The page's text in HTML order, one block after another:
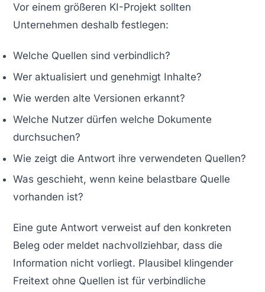
Vor einem größeren KI-Projekt sollten
Unternehmen deshalb festlegen:
Welche Quellen sind verbindlich?
Wer aktualisiert und genehmigt Inhalte?
Wie werden alte Versionen erkannt?
Welche Nutzer dürfen welche Dokumente
durchsuchen?
Wie zeigt die Antwort ihre verwendeten Quellen?
Was geschieht, wenn keine belastbare Quelle
vorhanden ist?
Eine gute Antwort verweist auf den konkreten
Beleg oder meldet nachvollziehbar, dass die
Information nicht vorliegt. Plausibel klingender
Freitext ohne Quellen ist für verbindliche